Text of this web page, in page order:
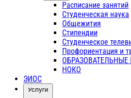
Расписание занятий
Студенческая наука
Общежития
Стипендии
Студенческое
Профориентация и
НОКО
ЭИОС
Услуги